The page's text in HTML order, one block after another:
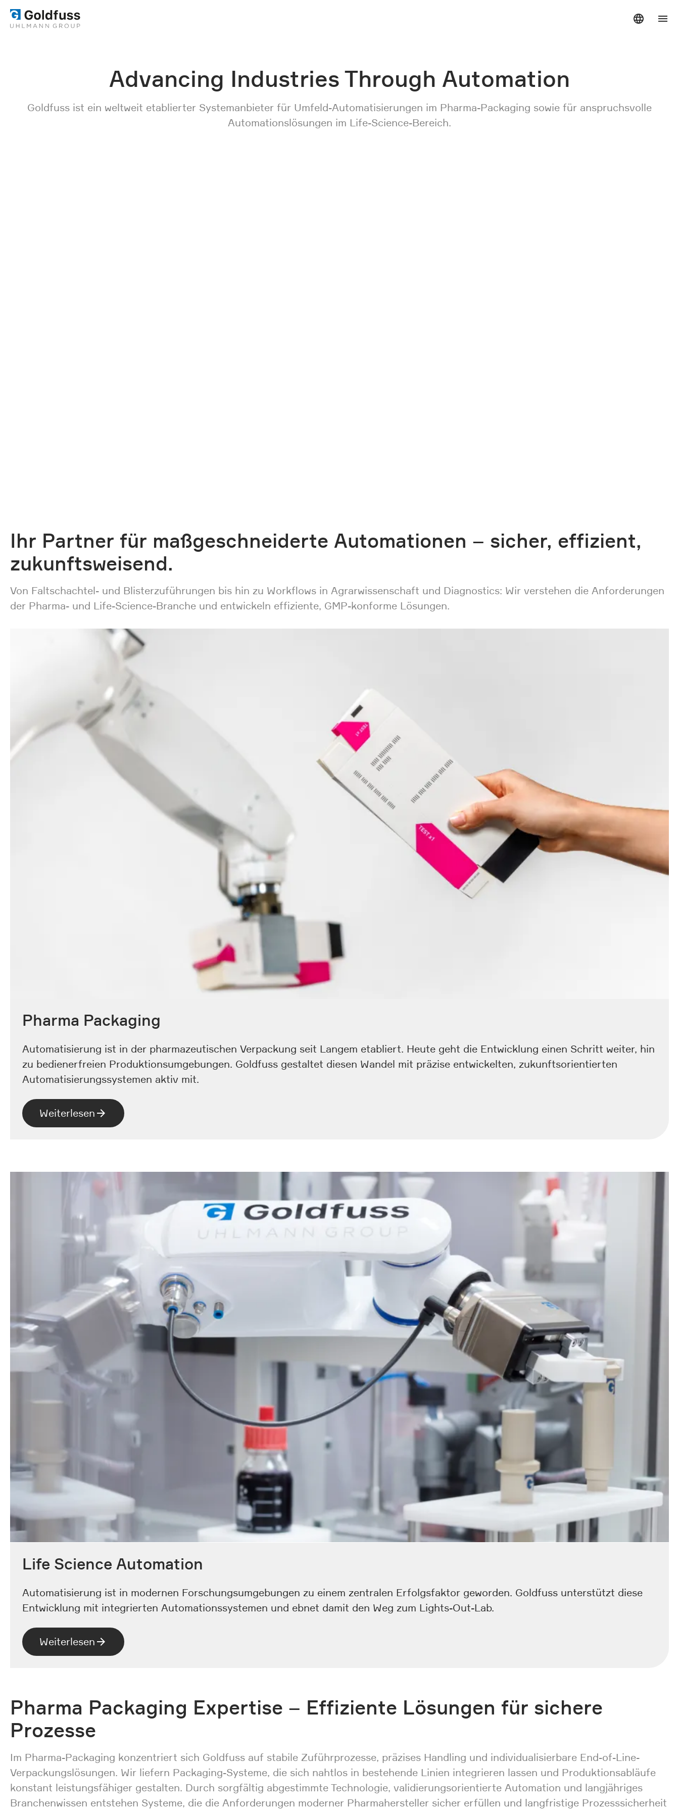
Advancing Industries Through Automation
Goldfuss ist ein weltweit etablierter Systemanbieter für Umfeld-Automatisierungen im Pharma-Packaging sowie für anspruchsvolle
Automationslösungen im Life-Science-Bereich.
Ihr Partner für maßgeschneiderte Automationen – sicher, effizient,
zukunftsweisend.
Von Faltschachtel- und Blisterzuführungen bis hin zu Workflows in Agrarwissenschaft und Diagnostics: Wir verstehen die Anforderungen
der Pharma- und Life-Science-Branche und entwickeln effiziente, GMP-konforme Lösungen.
Pharma Packaging
Automatisierung ist in der pharmazeutischen Verpackung seit Langem etabliert. Heute geht die Entwicklung einen Schritt weiter, hin
zu bedienerfreien Produktionsumgebungen. Goldfuss gestaltet diesen Wandel mit präzise entwickelten, zukunftsorientierten
Automatisierungssystemen aktiv mit.
Weiterlesen
Life Science Automation
Automatisierung ist in modernen Forschungsumgebungen zu einem zentralen Erfolgsfaktor geworden. Goldfuss unterstützt diese
Entwicklung mit integrierten Automationssystemen und ebnet damit den Weg zum Lights-Out-Lab.
Weiterlesen
Pharma Packaging Expertise – Effiziente Lösungen für sichere
Prozesse
Im Pharma-Packaging konzentriert sich Goldfuss auf stabile Zuführprozesse, präzises Handling und individualisierbare End-of-Line-
Verpackungslösungen. Wir liefern Packaging-Systeme, die sich nahtlos in bestehende Linien integrieren lassen und Produktionsabläufe
konstant leistungsfähiger gestalten. Durch sorgfältig abgestimmte Technologie, validierungsorientierte Automation und langjähriges
Branchenwissen entstehen Systeme, die die Anforderungen moderner Pharmahersteller sicher erfüllen und langfristige Prozesssicherheit